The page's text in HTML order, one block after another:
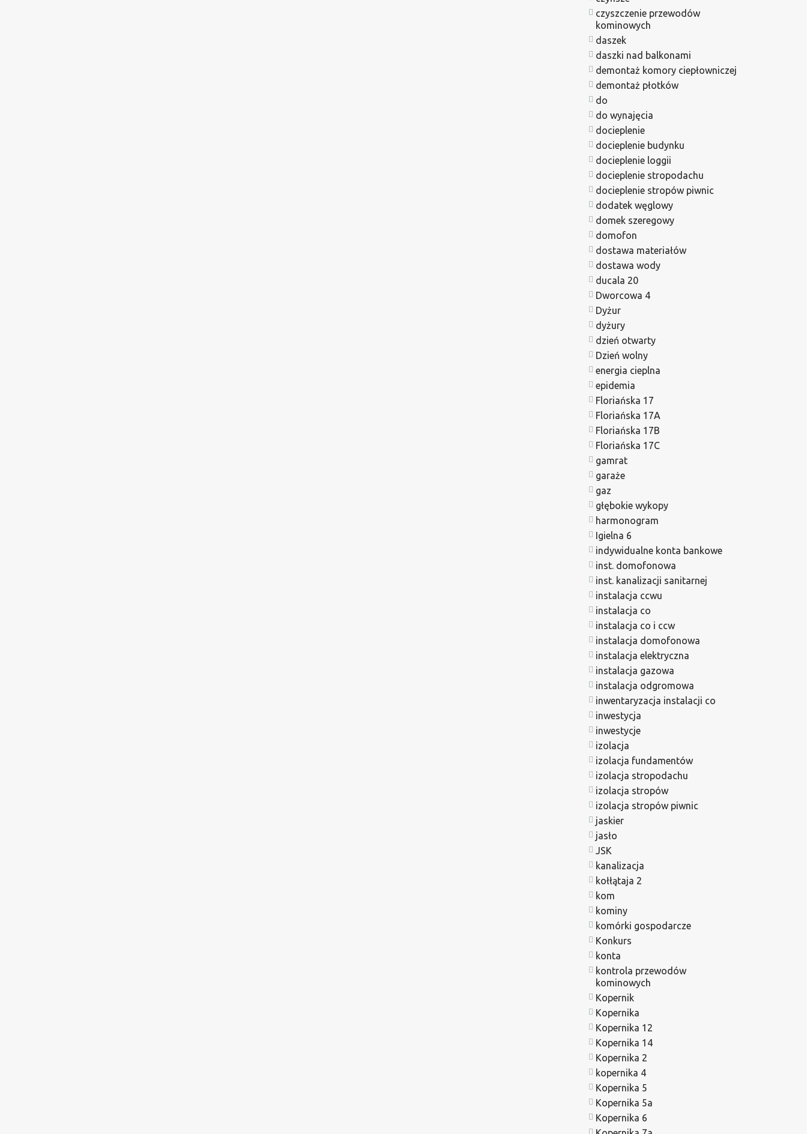
czyszczenie przewodów
kominowych
daszek
daszki nad balkonami
demontaż komory ciepłowniczej
demontaż płotków
do
do wynajęcia
docieplenie
docieplenie budynku
docieplenie loggii
docieplenie stropodachu
docieplenie stropów piwnic
dodatek węglowy
domek szeregowy
domofon
dostawa materiałów
dostawa wody
ducala 20
Dworcowa 4
Dyżur
dyżury
dzień otwarty
Dzień wolny
energia cieplna
epidemia
Floriańska 17
Floriańska 17A
Floriańska 17B
Floriańska 17C
gamrat
garaże
gaz
głębokie wykopy
harmonogram
Igielna 6
indywidualne konta bankowe
inst. domofonowa
inst. kanalizacji sanitarnej
instalacja ccwu
instalacja co
instalacja co i ccw
instalacja domofonowa
instalacja elektryczna
instalacja gazowa
instalacja odgromowa
inwentaryzacja instalacji co
inwestycja
inwestycje
izolacja
izolacja fundamentów
izolacja stropodachu
izolacja stropów
izolacja stropów piwnic
jaskier
jasło
JSK
kanalizacja
kołłątaja 2
kom
kominy
komórki gospodarcze
Konkurs
konta
kontrola przewodów
kominowych
Kopernik
Kopernika
Kopernika 12
Kopernika 14
Kopernika 2
kopernika 4
Kopernika 5
Kopernika 5a
Kopernika 6